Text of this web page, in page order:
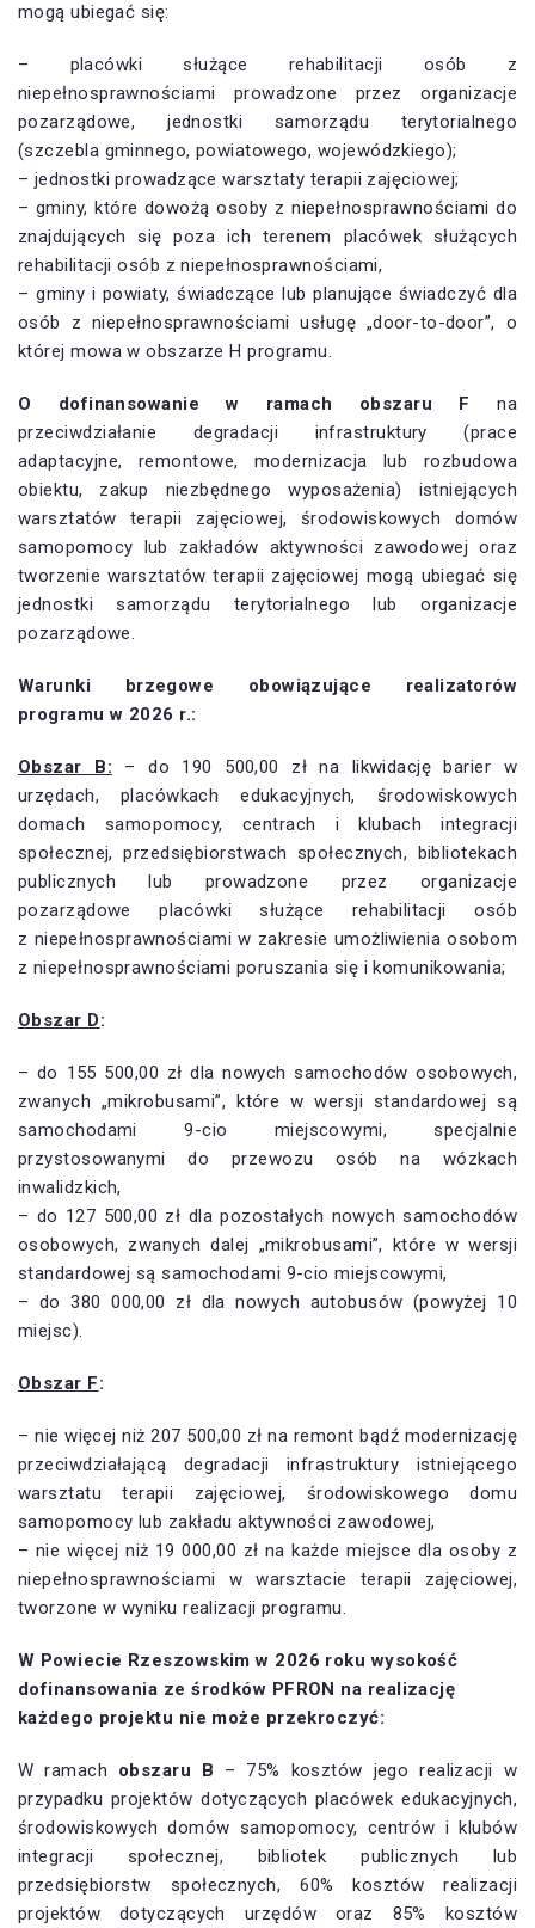
mogą ubiegać się:
– placówki służące rehabilitacji osób z
niepełnosprawnościami prowadzone przez organizacje
pozarządowe, jednostki samorządu terytorialnego
(szczebla gminnego, powiatowego, wojewódzkiego);
– jednostki prowadzące warsztaty terapii zajęciowej;
– gminy, które dowożą osoby z niepełnosprawnościami do
znajdujących się poza ich terenem placówek służących
rehabilitacji osób z niepełnosprawnościami,
– gminy i powiaty, świadczące lub planujące świadczyć dla
osób z niepełnosprawnościami usługę „door-to-door”, o
której mowa w obszarze H programu.
O dofinansowanie w ramach obszaru F
na
przeciwdziałanie degradacji infrastruktury (prace
adaptacyjne, remontowe, modernizacja lub rozbudowa
obiektu, zakup niezbędnego wyposażenia) istniejących
warsztatów terapii zajęciowej, środowiskowych domów
samopomocy lub zakładów aktywności zawodowej oraz
tworzenie warsztatów terapii zajęciowej mogą ubiegać się
jednostki samorządu terytorialnego lub organizacje
pozarządowe.
Warunki brzegowe obowiązujące realizatorów
programu w 2026 r.:
Obszar B: – do 190 500,00 zł na likwidację barier w
urzędach, placówkach edukacyjnych, środowiskowych
domach samopomocy, centrach i klubach integracji
społecznej, przedsiębiorstwach społecznych, bibliotekach
publicznych lub prowadzone przez organizacje
pozarządowe placówki służące rehabilitacji osób
z niepełnosprawnościami w zakresie umożliwienia osobom
z niepełnosprawnościami poruszania się i komunikowania;
Obszar D:
– do 155 500,00 zł dla nowych samochodów osobowych,
zwanych „mikrobusami”, które w wersji standardowej są
samochodami 9-cio miejscowymi, specjalnie
przystosowanymi do przewozu osób na wózkach
inwalidzkich,
– do 127 500,00 zł dla pozostałych nowych samochodów
osobowych, zwanych dalej „mikrobusami”, które w wersji
standardowej są samochodami 9-cio miejscowymi,
– do 380 000,00 zł dla nowych autobusów (powyżej 10
miejsc).
Obszar F:
– nie więcej niż 207 500,00 zł na remont bądź modernizację
przeciwdziałającą degradacji infrastruktury istniejącego
warsztatu terapii zajęciowej, środowiskowego domu
samopomocy lub zakładu aktywności zawodowej,
– nie więcej niż 19 000,00 zł na każde miejsce dla osoby z
niepełnosprawnościami w warsztacie terapii zajęciowej,
tworzone w wyniku realizacji programu.
W Powiecie Rzeszowskim w 2026 roku wysokość
dofinansowania ze środków PFRON na realizację
każdego projektu nie może przekroczyć:
W ramach obszaru B – 75% kosztów jego realizacji w
przypadku projektów dotyczących placówek edukacyjnych,
środowiskowych domów samopomocy, centrów i klubów
integracji społecznej, bibliotek publicznych lub
przedsiębiorstw społecznych, 60% kosztów realizacji
projektów dotyczących urzędów oraz 85% kosztów